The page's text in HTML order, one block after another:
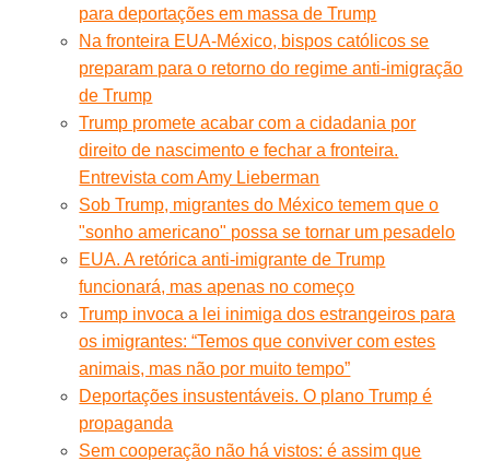
para deportações em massa de Trump
Na fronteira EUA-México, bispos católicos se
preparam para o retorno do regime anti-imigração
de Trump
Trump promete acabar com a cidadania por
direito de nascimento e fechar a fronteira.
Entrevista com Amy Lieberman
Sob Trump, migrantes do México temem que o
"sonho americano" possa se tornar um pesadelo
EUA. A retórica anti-imigrante de Trump
funcionará, mas apenas no começo
Trump invoca a lei inimiga dos estrangeiros para
os imigrantes: “Temos que conviver com estes
animais, mas não por muito tempo”
Deportações insustentáveis. O plano Trump é
propaganda
Sem cooperação não há vistos: é assim que